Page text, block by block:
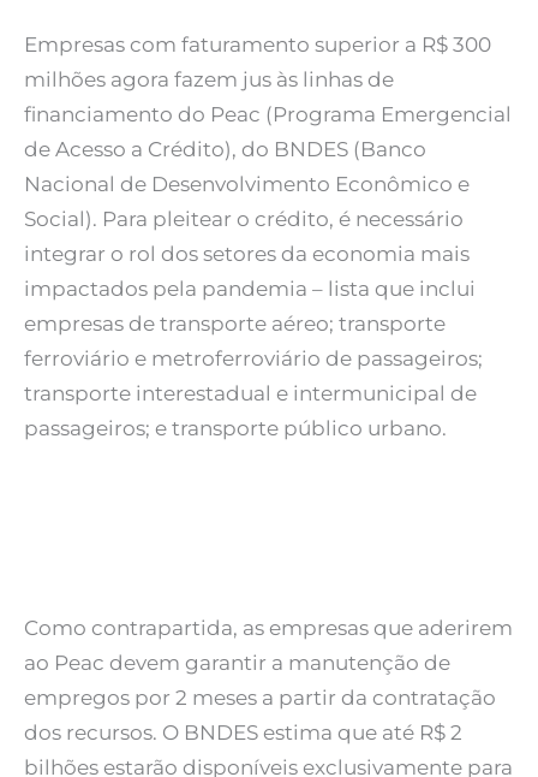
Empresas com faturamento superior a R$ 300
milhões agora fazem jus às linhas de
financiamento do Peac (Programa Emergencial
de Acesso a Crédito), do BNDES (Banco
Nacional de Desenvolvimento Econômico e
Social). Para pleitear o crédito, é necessário
integrar o rol dos setores da economia mais
impactados pela pandemia – lista que inclui
empresas de transporte aéreo; transporte
ferroviário e metroferroviário de passageiros;
transporte interestadual e intermunicipal de
passageiros; e transporte público urbano.
Como contrapartida, as empresas que aderirem
ao Peac devem garantir a manutenção de
empregos por 2 meses a partir da contratação
dos recursos. O BNDES estima que até R$ 2
bilhões estarão disponíveis exclusivamente para